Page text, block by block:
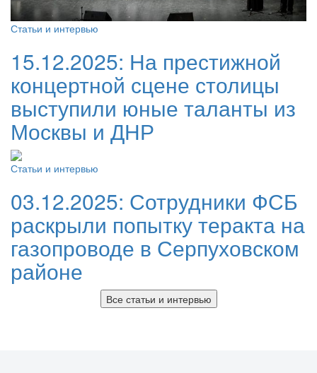
Статьи и интервью
15.12.2025: На престижной
концертной сцене столицы
выступили юные таланты из
Москвы и ДНР
Статьи и интервью
03.12.2025: Сотрудники ФСБ
раскрыли попытку теракта на
газопроводе в Серпуховском
районе
Все статьи и интервью